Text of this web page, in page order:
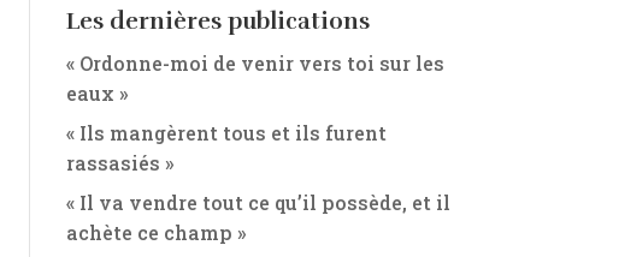
Les dernières publications
« Ordonne-moi de venir vers toi sur les
eaux »
« Ils mangèrent tous et ils furent
rassasiés »
« Il va vendre tout ce qu’il possède, et il
achète ce champ »